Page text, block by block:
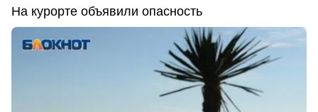
На курорте объявили опасность